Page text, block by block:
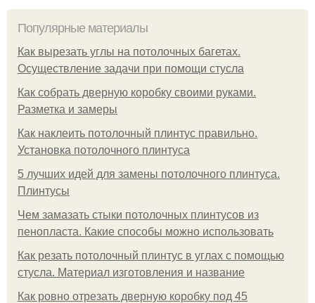
Популярные материалы
Как вырезать углы на потолочных багетах.
Осуществление задачи при помощи стусла
Как собрать дверную коробку своими руками.
Разметка и замеры
Как наклеить потолочный плинтус правильно.
Установка потолочного плинтуса
5 лучших идей для замены потолочного плинтуса.
Плинтусы
Чем замазать стыки потолочных плинтусов из
пенопласта. Какие способы можно использовать
Как резать потолочный плинтус в углах с помощью
стусла. Материал изготовления и название
Как ровно отрезать дверную коробку под 45